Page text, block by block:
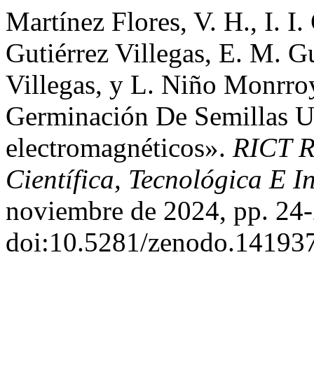
Martínez Flores, V. H., I. I.
Gutiérrez Villegas, E. M.
Villegas, y L. Niño
Germinación De Semillas
electromagnéticos». RICT
Científica, Tecnológica E
noviembre de 2024, pp.
doi:10.5281/